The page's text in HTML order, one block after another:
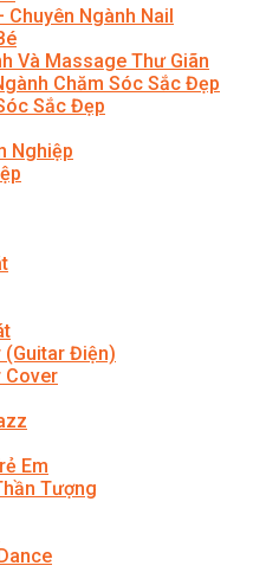
Ngành Nail
Và Massage Thư Giãn
Chăm Sóc Sắc Đẹp
Sắc Đẹp
Nghiệp
(Guitar Điện)
Cover
Em
Tượng